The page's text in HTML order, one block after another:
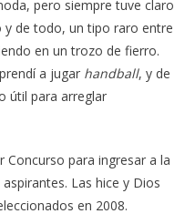
pero siempre tuve claro
y de todo, un tipo raro entre
en un trozo de fierro.
a jugar handball, y de
útil para arreglar
Concurso para ingresar a la
Las hice y Dios
en 2008.